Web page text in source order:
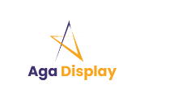
content